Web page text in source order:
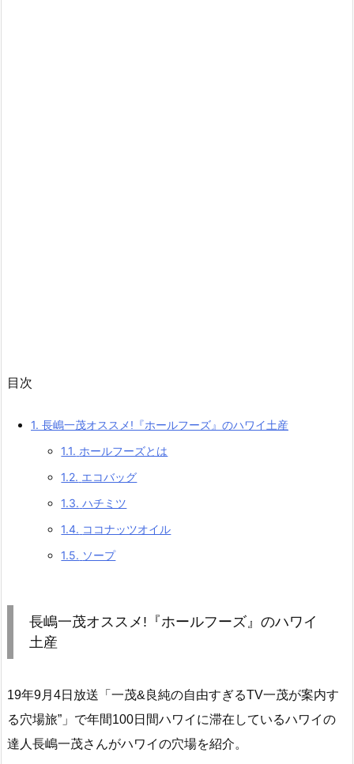
目次
1. 長嶋一茂オススメ!『ホールフーズ』のハワイ土産
1.1. ホールフーズとは
1.2. エコバッグ
1.3. ハチミツ
1.4. ココナッツオイル
1.5. ソープ
長嶋一茂オススメ!『ホールフーズ』のハワイ
土産
19年9月4日放送「一茂&良純の自由すぎるTV一茂が案内す
る穴場旅”」で年間100日間ハワイに滞在しているハワイの
達人長嶋一茂さんがハワイの穴場を紹介。